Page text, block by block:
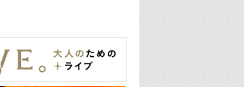
26:00
歴代カラオケスーパーヒッツ